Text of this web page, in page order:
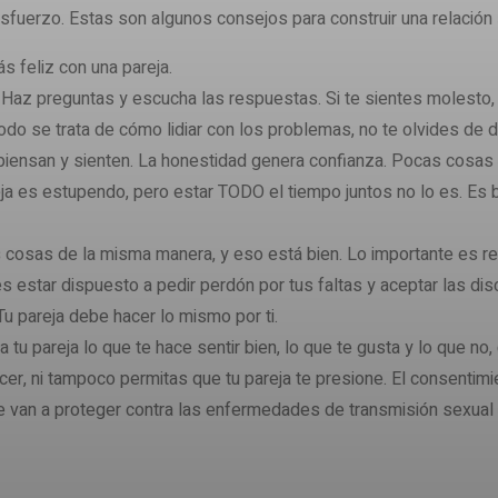
Estas son algunos consejos para construir una relación
feliz con una pareja.
preguntas y escucha las respuestas. Si te sientes
se trata de cómo lidiar con los problemas, no te olvides de
y sienten. La honestidad genera confianza. Pocas
es estupendo, pero estar TODO el tiempo juntos no lo es.
de la misma manera, y eso está bien. Lo importante es
estar dispuesto a pedir perdón por tus faltas y aceptar las
pareja debe hacer lo mismo por ti.
tu pareja lo que te hace sentir bien, lo que te gusta y lo que
ni tampoco permitas que tu pareja te presione. El
van a proteger contra las enfermedades de transmisión